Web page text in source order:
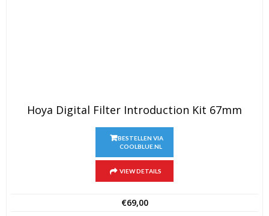
Hoya Digital Filter Introduction Kit 67mm
BESTELLEN VIA
COOLBLUE.NL
VIEW DETAILS
€69,00